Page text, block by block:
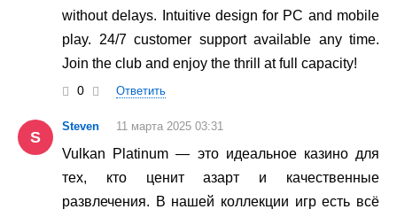
without delays. Intuitive design for PC and mobile
play. 24/7 customer support available any time.
Join the club and enjoy the thrill at full capacity!
0 Ответить
S
Steven 11 марта 2025 03:31
Vulkan Platinum — это идеальное казино для
тех, кто ценит азарт и качественные
развлечения. В нашей коллекции игр есть всё